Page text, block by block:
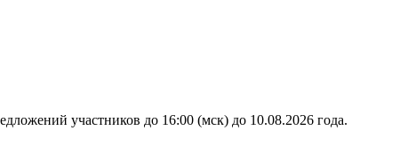
участников до 16:00 (мск) до 10.08.2026 года.